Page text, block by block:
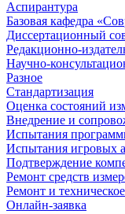
Аспирантура
Базовая кафедра
Диссертационный
Редакционно-
Научно-
Разное
Стандартизация
Оценка состояний
Внедрение и
Испытания
Испытания игровых
Подтверждение
Ремонт средств
Ремонт и
Онлайн-заявка